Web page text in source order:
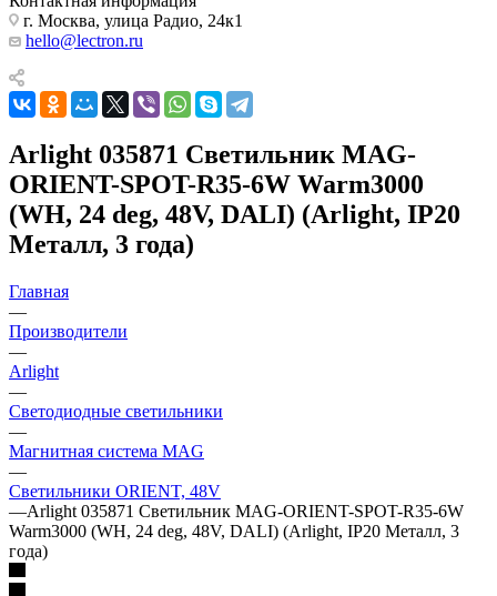
г. Москва, улица Радио, 24к1
hello@lectron.ru
Arlight 035871 Светильник MAG-
ORIENT-SPOT-R35-6W Warm3000
(WH, 24 deg, 48V, DALI) (Arlight, IP20
Металл, 3 года)
Главная
—
Производители
—
Arlight
—
Светодиодные светильники
—
Магнитная система MAG
—
Светильники ORIENT, 48V
—Arlight 035871 Светильник MAG-ORIENT-SPOT-R35-6W
Warm3000 (WH, 24 deg, 48V, DALI) (Arlight, IP20 Металл, 3
года)